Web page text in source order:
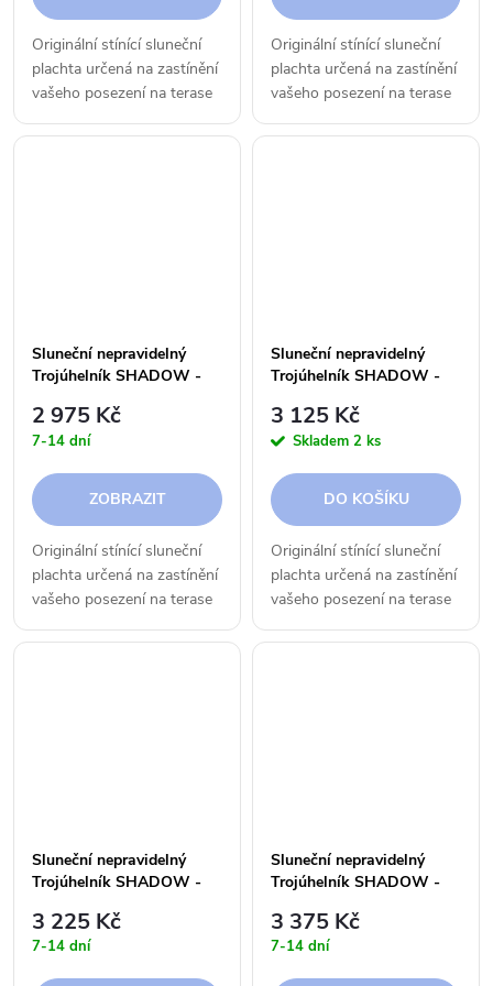
Originální stínící sluneční
plachta určená na zastínění
vašeho posezení na terase
Originální stínící sluneční
plachta určená na zastínění
vašeho posezení na terase
Sluneční nepravidelný
Trojúhelník SHADOW -
2 975 Kč
7-14 dní
ZOBRAZIT
Originální stínící sluneční
plachta určená na zastínění
vašeho posezení na terase
Sluneční nepravidelný
Trojúhelník SHADOW -
3 125 Kč
Skladem 2 ks
DO KOŠÍKU
Originální stínící sluneční
plachta určená na zastínění
vašeho posezení na terase
Sluneční nepravidelný
Trojúhelník SHADOW -
3 225 Kč
7-14 dní
Sluneční nepravidelný
Trojúhelník SHADOW -
3 375 Kč
7-14 dní